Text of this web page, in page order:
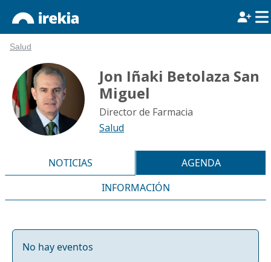
Salud
Jon Iñaki Betolaza San
Miguel
Director de Farmacia
Salud
NOTICIAS
AGENDA
INFORMACIÓN
No hay eventos